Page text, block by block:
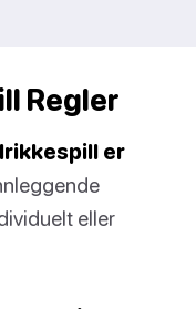
Regler
er
eller